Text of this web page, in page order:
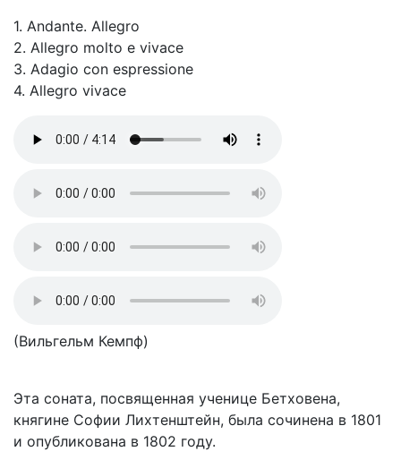
1. Andante. Allegro
2. Allegro molto e vivace
3. Adagio con espressione
4. Allegro vivace
(Вильгельм Кемпф)
Эта соната, посвященная ученице Бетховена,
княгине Софии Лихтенштейн, была сочинена в 1801
и опубликована в 1802 году.